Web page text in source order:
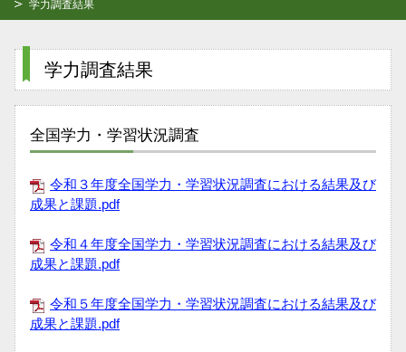
学力調査結果
学力調査結果
全国学力・学習状況調査
令和３年度全国学力・学習状況調査における結果及び
成果と課題.pdf
令和４年度全国学力・学習状況調査における結果及び
成果と課題.pdf
令和５年度全国学力・学習状況調査における結果及び
成果と課題.pdf